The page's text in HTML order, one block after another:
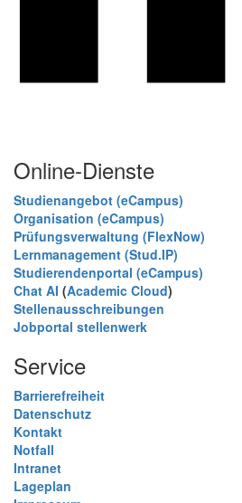
Online-Dienste
Studienangebot (eCampus)
Organisation (eCampus)
Prüfungsverwaltung (FlexNow)
Lernmanagement (Stud.IP)
Studierendenportal (eCampus)
Chat AI (Academic Cloud)
Stellenausschreibungen
Jobportal stellenwerk
Service
Barrierefreiheit
Datenschutz
Kontakt
Notfall
Intranet
Lageplan